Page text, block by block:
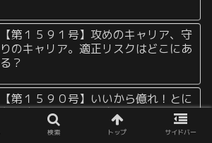
【第１５９１号】攻めのキャリア、守
りのキャリア。適正リスクはどこにあ
る？
【第１５９０号】いいから億れ！とに
かく億れ！さっさと億れ！
検索 トップ サイドバー